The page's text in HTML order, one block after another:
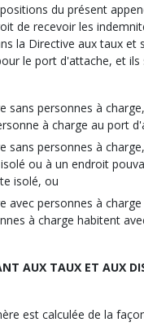
du présent
de recevoir les
la Directive aux taux et
le port d'attache, et ils
sans personnes à
à charge au port
sans personnes à
ou à un endroit
isolé, ou
avec personnes à
à charge habitent
AUX TAUX ET AUX
est calculée de la